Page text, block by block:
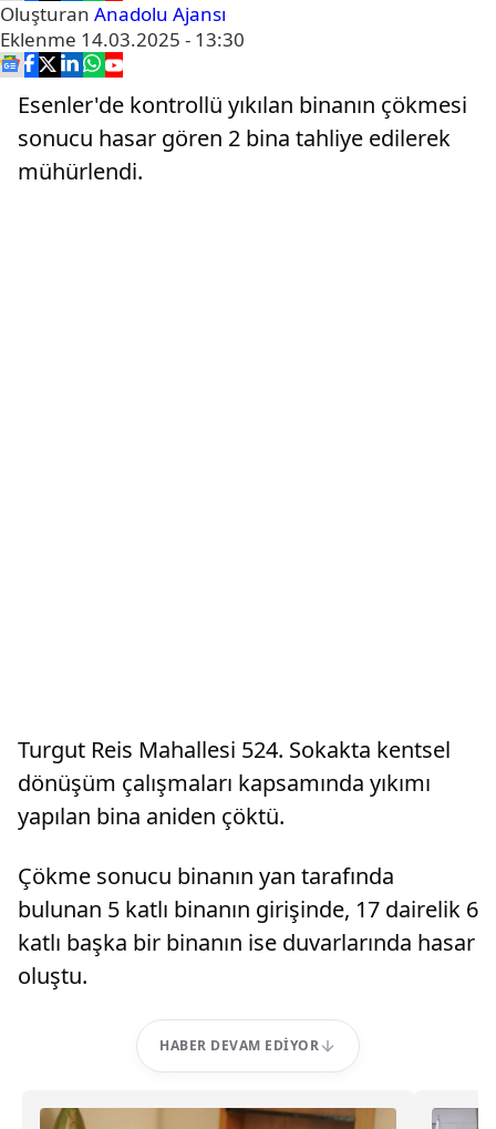
Oluşturan Anadolu Ajansı
Eklenme 14.03.2025 - 13:30
Esenler'de kontrollü yıkılan binanın çökmesi
sonucu hasar gören 2 bina tahliye edilerek
mühürlendi.
Turgut Reis Mahallesi 524. Sokakta kentsel
dönüşüm çalışmaları kapsamında yıkımı
yapılan bina aniden çöktü.
Çökme sonucu binanın yan tarafında
bulunan 5 katlı binanın girişinde, 17 dairelik 6
katlı başka bir binanın ise duvarlarında hasar
oluştu.
HABER DEVAM EDIYOR